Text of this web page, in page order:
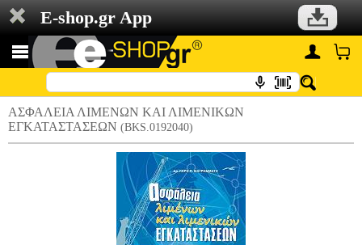
E-shop.gr App
ΑΣΦΑΛΕΙΑ ΛΙΜΕΝΩΝ ΚΑΙ ΛΙΜΕΝΙΚΩΝ
ΕΓΚΑΤΑΣΤΑΣΕΩΝ (BKS.0192040)